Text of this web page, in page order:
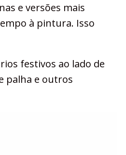
e versões mais
à pintura. Isso
festivos ao lado de
palha e outros